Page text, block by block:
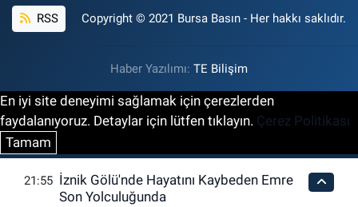
RSS Copyright © 2021 Bursa Basın - Her hakkı saklıdır.
Haber Yazılımı: TE Bilişim
En iyi site deneyimi sağlamak için çerezlerden
faydalanıyoruz. Detaylar için lütfen tıklayın. Çerez Politikası
Tamam
21:55 İznik Gölü'nde Hayatını Kaybeden Emre
Son Yolculuğunda